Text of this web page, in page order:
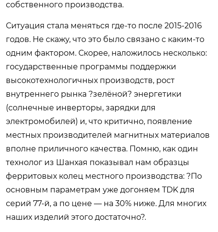
собственного производства.
Ситуация стала меняться где-то после 2015-2016
годов. Не скажу, что это было связано с каким-то
одним фактором. Скорее, наложилось несколько:
государственные программы поддержки
высокотехнологичных производств, рост
внутреннего рынка ?зелёной? энергетики
(солнечные инверторы, зарядки для
электромобилей) и, что критично, появление
местных производителей магнитных материалов
вполне приличного качества. Помню, как один
технолог из Шанхая показывал нам образцы
ферритовых колец местного производства: ?По
основным параметрам уже догоняем TDK для
серий 77-й, а по цене — на 30% ниже. Для многих
наших изделий этого достаточно?.